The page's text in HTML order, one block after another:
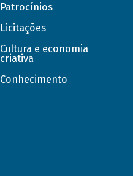
Patrocínios
Licitações
Cultura e economia
criativa
Conhecimento